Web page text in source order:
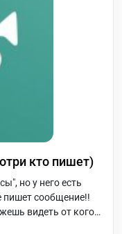
кто пишет)
но у него есть
пишет сообщение!!
видеть от кого